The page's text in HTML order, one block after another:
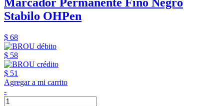
Marcador Permanente Fino Negro
Stabilo OHPen
$ 68
$ 58
$ 51
Agregar a mi carrito
-